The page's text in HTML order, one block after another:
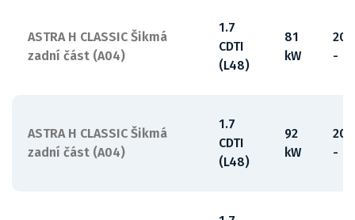
ASTRA H CLASSIC Šikmá
zadní část (A04)
1.7
CDTI
(L48)
81
kW
-
ASTRA H CLASSIC Šikmá
zadní část (A04)
1.7
CDTI
(L48)
92
kW
-